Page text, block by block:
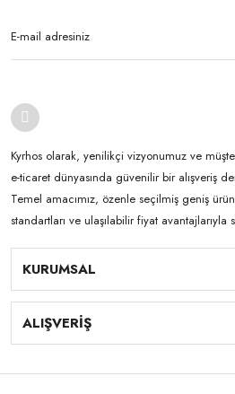
Kyrhos olarak, yenilikçi vizyonumuz ve
e-ticaret dünyasında güvenilir bir alışveriş
Temel amacımız, özenle seçilmiş geniş
standartları ve ulaşılabilir fiyat avantajlarıyla
KURUMSAL
ALIŞVERİŞ